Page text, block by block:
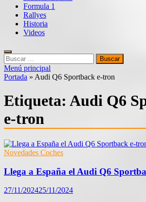
Formula 1
Rallyes
Historia
Videos
Buscar:
Menú principal
Portada » Audi Q6 Sportback e-tron
Etiqueta: Audi Q6
e-tron
Novedades Coches
Llega a España el Audi Q6
27/11/202425/11/2024